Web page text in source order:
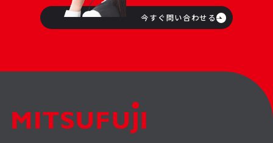
今すぐ問い合わせる